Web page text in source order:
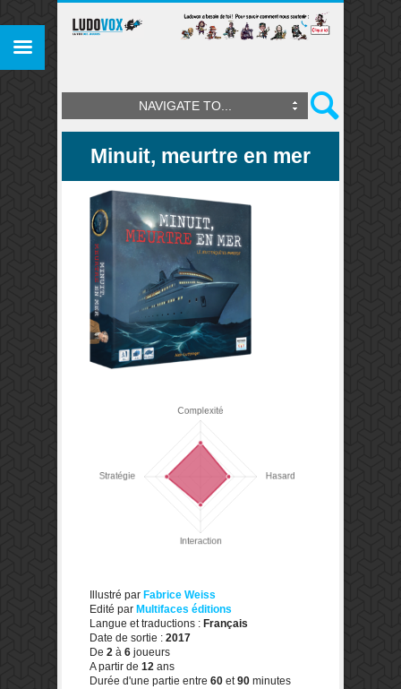
NAVIGATE TO...
Minuit, meurtre en mer
Illustré par Fabrice Weiss
Edité par Multifaces éditions
Langue et traductions : Français
Date de sortie : 2017
De 2 à 6 joueurs
A partir de 12 ans
Durée d'une partie entre 60 et90 minutes